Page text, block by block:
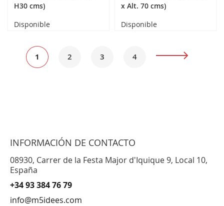
H30 cms)
Disponible
x Alt. 70 cms)
Disponible
Página
Actualmente
1 Página
2 Página
3 Página
4 Página
Siguiente
INFORMACIÓN DE CONTACTO
08930, Carrer de la Festa Major d'Iquique 9, Local 10,
España
+34 93 384 76 79
info@m5idees.com